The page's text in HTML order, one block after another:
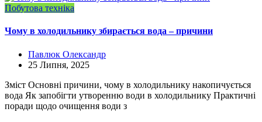
Побутова техніка
Чому в холодильнику збирається вода – причини
Павлюк Олександр
25 Липня, 2025
Зміст Основні причини, чому в холодильнику накопичується
вода Як запобігти утворенню води в холодильнику Практичні
поради щодо очищення води з